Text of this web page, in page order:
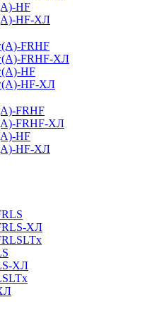
HF
HF-ХЛ
FRHF
FRHF-ХЛ
HF
HF-ХЛ
FRHF
FRHF-ХЛ
HF
HF-ХЛ
ХЛ
ХЛ